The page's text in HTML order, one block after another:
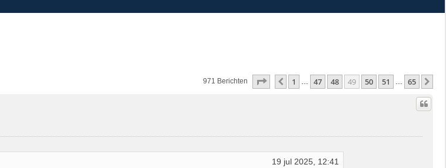
971 Berichten Pagina49Van65
Vorige
1 … 47 48 49 50 51 … 65
19 jul 2025, 12:41